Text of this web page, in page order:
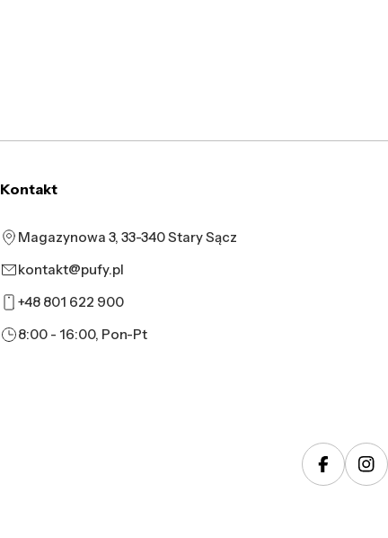
Kontakt
Magazynowa 3, 33-340 Stary Sącz
kontakt@pufy.pl
+48 801 622 900
8:00 - 16:00, Pon-Pt